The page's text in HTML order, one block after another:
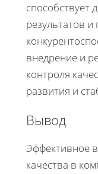
способствует
результатов
внедрение и
контроля
развития и
Вывод
Эффективное
качества в